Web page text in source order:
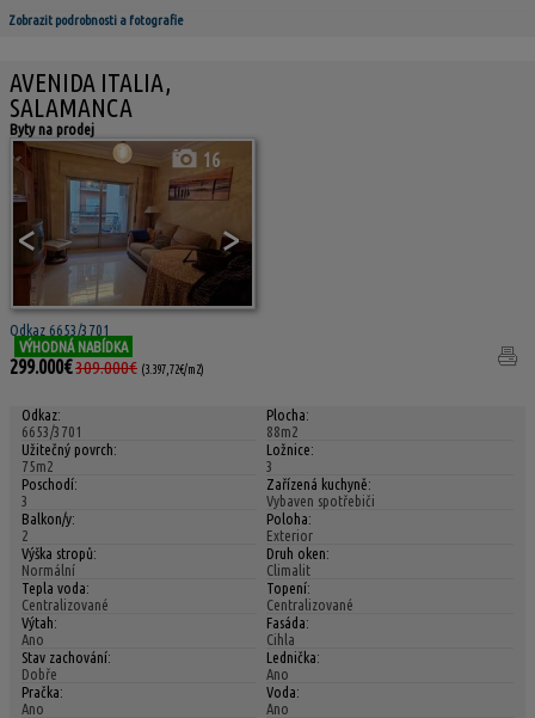
Zobrazit podrobnosti a fotografie
AVENIDA ITALIA,
SALAMANCA
Byty na prodej
< >
16
Odkaz 6653/3701
VÝHODNÁ NABÍDKA
299.000€309.000€ (3.397,72€/m2)
Odkaz:
6653/3701
Plocha:
88m2
Užitečný povrch:
75m2
Ložnice:
3
Poschodí:
3
Zařízená kuchyně:
Vybaven spotřebiči
Balkon/y:
2
Poloha:
Exterior
Výška stropů:
Normální
Druh oken:
Climalit
Tepla voda:
Centralizované
Topení:
Centralizované
Výtah:
Ano
Fasáda:
Cihla
Stav zachování:
Dobře
Lednička:
Ano
Pračka:
Ano
Voda:
Ano